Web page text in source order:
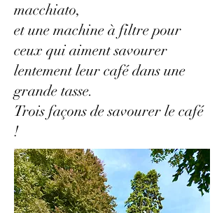
macchiato,
et une machine à filtre pour
ceux qui aiment savourer
lentement leur café dans une
grande tasse.
Trois façons de savourer le café
!